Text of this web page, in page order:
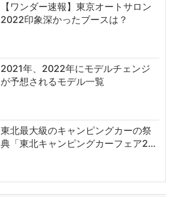
【ワンダー速報】東京オートサロン
2022印象深かったブースは？
2021年、2022年にモデルチェンジ
が予想されるモデル一覧
東北最大級のキャンピングカーの祭
典「東北キャンピングカーフェア2…